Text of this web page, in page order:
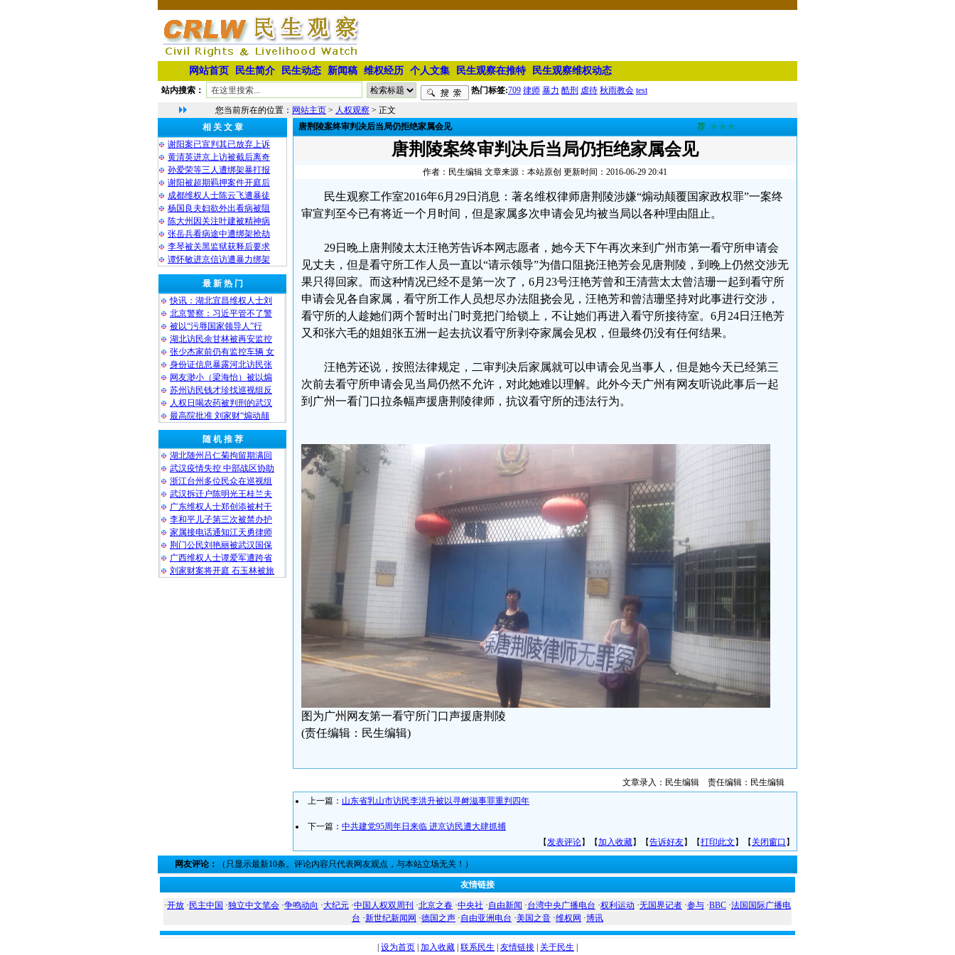
网站首页 民生简介 民生动态 新闻稿 维权经历 个人文集 民生观察在推特 民生观察维权动态
站内搜索： 热门标签:709 律师 暴力 酷刑 虐待 秋雨教会 test
您当前所在的位置： 网站主页 > 人权观察 > 正文
相 关 文 章
谢阳案已宣判其已放弃上诉
黄清英进京上访被截后离奇
孙爱荣等三人遭绑架暴打报
谢阳被超期羁押案件开庭后
成都维权人士陈云飞遭暴徒
杨国良夫妇欲外出看病被阻
陈大州因关注叶建被精神病
张岳兵看病途中遭绑架抢劫
李琴被关黑监狱获释后要求
谭怀敏进京信访遭暴力绑架
最 新 热 门
快讯：湖北宜昌维权人士刘
北京警察：习近平管不了警
被以“污辱国家领导人”行
湖北访民余甘林被再安监控
张少杰家前仍有监控车辆 女
身份证信息暴露河北访民张
网友渺小（梁海怡）被以煽
苏州访民钱才珍找巡视组反
人权日喝农药被判刑的武汉
最高院批准 刘家财“煽动颠
随 机 推 荐
湖北随州吕仁菊拘留期满回
武汉疫情失控 中部战区协助
浙江台州多位民众在巡视组
武汉拆迁户陈明光王桂兰夫
广东维权人士郑创添被村干
李和平儿子第三次被禁办护
家属接电话通知江天勇律师
荆门公民刘艳丽被武汉国保
广西维权人士谭爱军遭跨省
刘家财案将开庭 石玉林被旅
唐荆陵案终审判决后当局仍拒绝家属会见 荐 ★★★
唐荆陵案终审判决后当局仍拒绝家属会见
作者：民生编辑 文章来源：本站原创 更新时间：2016-06-29 20:41
民生观察工作室2016年6月29日消息：著名维权律师唐荆陵涉嫌“煽动颠覆国家政权罪”一案终
审宣判至今已有将近一个月时间，但是家属多次申请会见均被当局以各种理由阻止。
29日晚上唐荆陵太太汪艳芳告诉本网志愿者，她今天下午再次来到广州市第一看守所申请会
见丈夫，但是看守所工作人员一直以“请示领导”为借口阻挠汪艳芳会见唐荆陵，到晚上仍然交涉无
果只得回家。而这种情况已经不是第一次了，6月23号汪艳芳曾和王清营太太曾洁珊一起到看守所
申请会见各自家属，看守所工作人员想尽办法阻挠会见，汪艳芳和曾洁珊坚持对此事进行交涉，
看守所的人趁她们两个暂时出门时竟把门给锁上，不让她们再进入看守所接待室。6月24日汪艳芳
又和张六毛的姐姐张五洲一起去抗议看守所剥夺家属会见权，但最终仍没有任何结果。
汪艳芳还说，按照法律规定，二审判决后家属就可以申请会见当事人，但是她今天已经第三
次前去看守所申请会见当局仍然不允许，对此她难以理解。此外今天广州有网友听说此事后一起
到广州一看门口拉条幅声援唐荆陵律师，抗议看守所的违法行为。
图为广州网友第一看守所门口声援唐荆陵
(责任编辑：民生编辑)
文章录入：民生编辑 责任编辑：民生编辑
上一篇： 山东省乳山市访民李洪升被以寻衅滋事罪重判四年
下一篇： 中共建党95周年日来临 进京访民遭大肆抓捕
【发表评论】【加入收藏】【告诉好友】【打印此文 】【 关闭窗口 】
网友评论： （只显示最新10条。评论内容只代表网友观点，与本站立场无关！）
友情链接
·开放 · 民主中国 ·独立中文笔会 ·争鸣动向 ·大纪元 ·中国人权双周刊 ·北京之春 ·中央社 ·自由新闻 ·台湾中央广播电台 ·权利运动 ·无国界记者 ·参与 ·BBC ·法国国际广播电
台 ·新世纪新闻网 ·德国之声 ·自由亚洲电台 ·美国之音 ·维权网 ·博讯
设为首页 加入收藏 联系民生 友情链接 关于民生